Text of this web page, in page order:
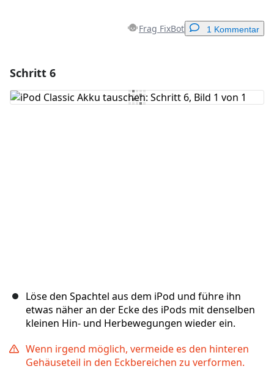
Frag FixBot 1 Kommentar
Kommentar hinzufügen
Schritt 6
Löse den Spachtel aus dem iPod und führe ihn
etwas näher an der Ecke des iPods mit denselben
kleinen Hin- und Herbewegungen wieder ein.
Wenn irgend möglich, vermeide es den hinteren
Gehäuseteil in den Eckbereichen zu verformen.